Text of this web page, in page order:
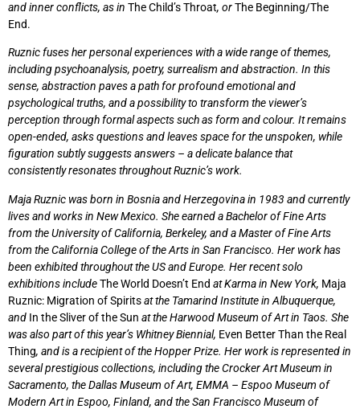
and inner conflicts, as in The Child’s Throat, orThe Beginning/The
End.
Ruznic fuses her personal experiences with a wide range of themes,
including psychoanalysis, poetry, surrealism and abstraction. In this
sense, abstraction paves a path for profound emotional and
psychological truths, and a possibility to transform the viewer’s
perception through formal aspects such as form and colour. It remains
open-ended, asks questions and leaves space for the unspoken, while
figuration subtly suggests answers – a delicate balance that
consistently resonates throughout Ruznic’s work.
Maja Ruznic was born in Bosnia and Herzegovina in 1983 and currently
lives and works in New Mexico. She earned a Bachelor of Fine Arts
from the University of California, Berkeley, and a Master of Fine Arts
from the California College of the Arts in San Francisco. Her work has
been exhibited throughout the US and Europe. Her recent solo
exhibitions includeThe World Doesn’t End at Karma in New York, Maja
Ruznic: Migration of Spiritsat the Tamarind Institute in Albuquerque,
and In the Sliver of the Sun at the Harwood Museum of Art in Taos. She
was also part of this year’s Whitney Biennial, Even Better Than the Real
Thing, and is a recipient of the Hopper Prize. Her work is represented in
several prestigious collections, including the Crocker Art Museum in
Sacramento, the Dallas Museum of Art, EMMA – Espoo Museum of
Modern Art in Espoo, Finland, and the San Francisco Museum of